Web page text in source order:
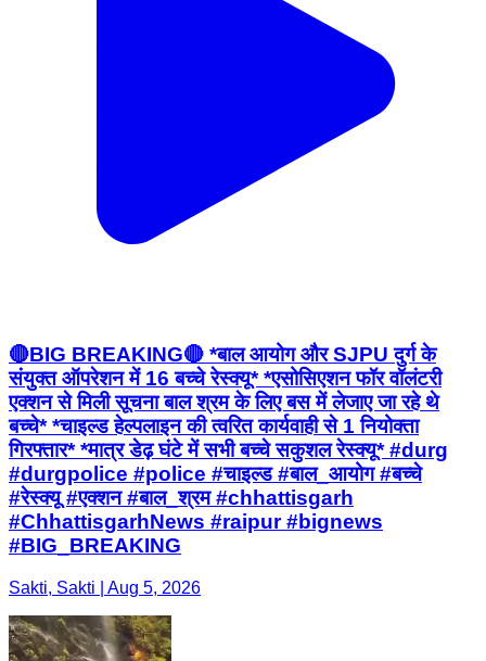
🔴BIG BREAKING🔴 *बाल आयोग और SJPU दुर्ग के
संयुक्त ऑपरेशन में 16 बच्चे रेस्क्यू* *एसोसिएशन फॉर वॉलंटरी
एक्शन से मिली सूचना बाल श्रम के लिए बस में लेजाए जा रहे थे
बच्चे* *चाइल्ड हेल्पलाइन की त्वरित कार्यवाही से 1 नियोक्ता
गिरफ्तार* *मात्र डेढ़ घंटे में सभी बच्चे सकुशल रेस्क्यू* #durg
#durgpolice #police #चाइल्ड #बाल_आयोग #बच्चे
#रेस्क्यू #एक्शन #बाल_श्रम #chhattisgarh
#ChhattisgarhNews #raipur #bignews
#BIG_BREAKING
Sakti, Sakti | Aug 5, 2026